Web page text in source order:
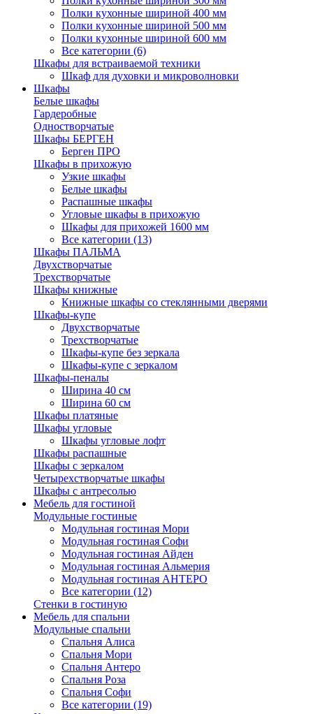
Полки кухонные шириной 400 мм
Полки кухонные шириной 500 мм
Полки кухонные шириной 600 мм
Все категории (6)
Шкафы для встраиваемой техники
Шкаф для духовки и микроволновки
Шкафы
Белые шкафы
Гардеробные
Одностворчатые
Шкафы БЕРГЕН
Берген ПРО
Шкафы в прихожую
Узкие шкафы
Белые шкафы
Распашные шкафы
Угловые шкафы в прихожую
Шкафы для прихожей 1600 мм
Все категории (13)
Шкафы ПАЛЬМА
Двухстворчатые
Трехстворчатые
Шкафы книжные
Книжные шкафы со стеклянными дверями
Шкафы-купе
Двухстворчатые
Трехстворчатые
Шкафы-купе без зеркала
Шкафы-купе с зеркалом
Шкафы-пеналы
Ширина 40 см
Ширина 60 см
Шкафы платяные
Шкафы угловые
Шкафы угловые лофт
Шкафы распашные
Шкафы с зеркалом
Четырехстворчатые шкафы
Шкафы с антресолью
Мебель для гостиной
Модульные гостиные
Модульная гостиная Мори
Модульная гостиная Софи
Модульная гостиная Айден
Модульная гостиная Альмерия
Модульная гостиная АНТЕРО
Все категории (12)
Стенки в гостиную
Мебель для спальни
Модульные спальни
Спальня Алиса
Спальня Мори
Спальня Антеро
Спальня Роза
Спальня Софи
Все категории (19)